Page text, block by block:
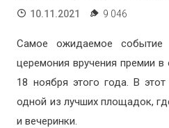
10.11.2021 9 046
Самое ожидаемое
церемония вручения премии в
18 ноября этого года. В
одной из лучших площадок,
и вечеринки.